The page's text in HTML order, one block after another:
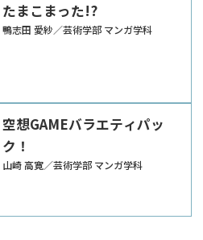
たまこまった!?
鴨志田 愛紗／芸術学部 マンガ学科
空想GAMEバラエティパッ
ク！
山崎 高寛／芸術学部 マンガ学科